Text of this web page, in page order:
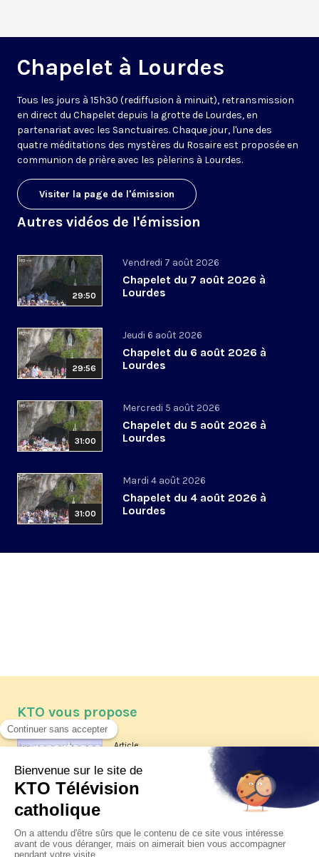
Chapelet à Lourdes
Tous les jours à 15h30 (rediffusion à minuit), retransmission
en direct du Chapelet depuis la grotte de Lourdes, en
partenariat avec les Sanctuaires. Chaque jour, l'une des
quatre méditations des mystères du Rosaire est proposée en
communion de prière avec les pèlerins à Lourdes.
Visiter la page de l'émission
Autres vidéos de l'émission
29:50
Vendredi 7 août 2026
Chapelet du 7 août 2026 à
Lourdes
29:56
Jeudi 6 août 2026
Chapelet du 6 août 2026 à
Lourdes
31:00
Mercredi 5 août 2026
Chapelet du 5 août 2026 à
Lourdes
31:00
Mardi 4 août 2026
Chapelet du 4 août 2026 à
Lourdes
KTO vous propose
Article
Les reportages d'été 2026 de KTO
La visite pastorale du pape Léon
XIV à Assise à suivre sur KTO le
jeudi 6 août